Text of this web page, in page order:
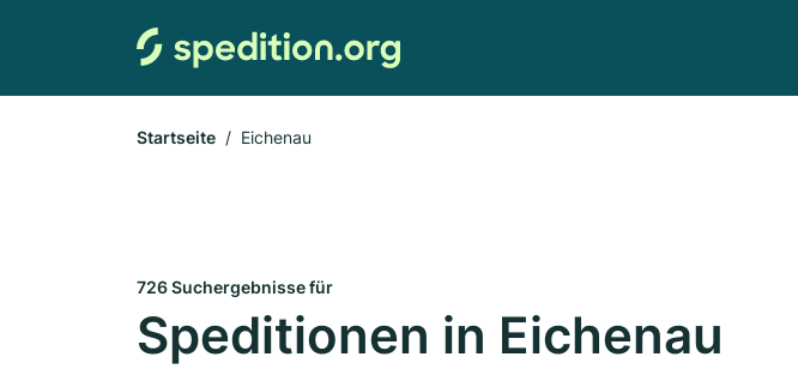
Startseite Eichenau
726 Suchergebnisse für
Speditionen in Eichenau